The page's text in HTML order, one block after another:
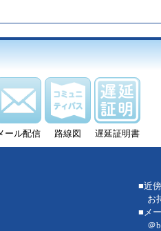
ール配信 路線図 遅延証明書
■近
お
■メ
＠